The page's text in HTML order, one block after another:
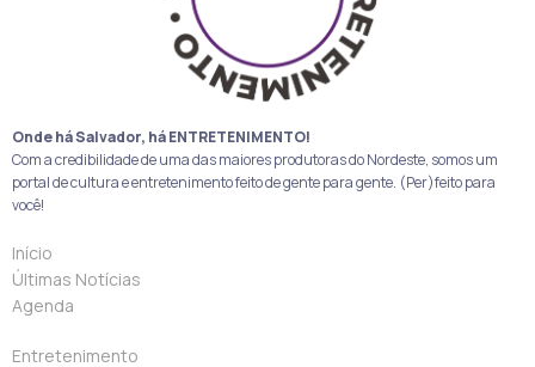
Onde há Salvador, há ENTRETENIMENTO!
Com a credibilidade de uma das maiores produtoras do Nordeste, somos um
portal de cultura e entretenimento feito de gente para gente. (Per)feito para
você!
Início
Últimas Notícias
Agenda
Entretenimento